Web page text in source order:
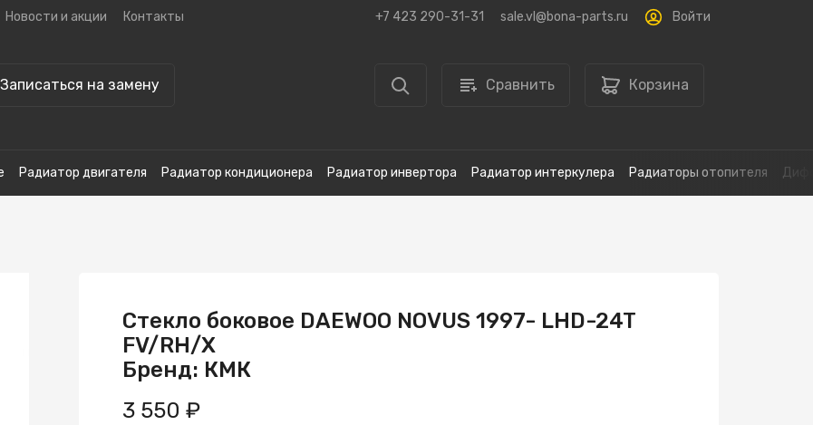
Новости и акции Контакты +7 423 290-31-31 sale.vl@bona-parts.ru Войти
Записаться на замену Сравнить Корзина
Радиатор двигателя Радиатор кондиционера Радиатор инвертора Радиатор интеркулера Радиаторы отопителя
Стекло боковое DAEWOO NOVUS 1997- LHD-24T
FV/RH/X
Бренд: КМК
3 550 ₽